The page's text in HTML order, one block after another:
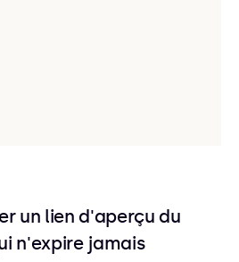
un lien d'aperçu du
n'expire jamais